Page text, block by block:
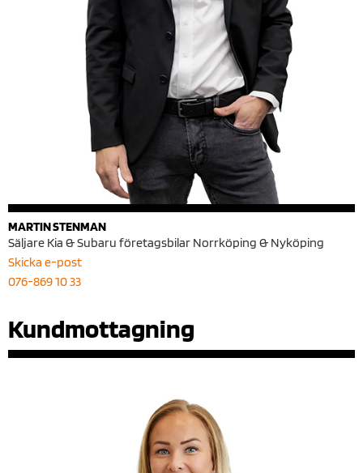
MARTIN STENMAN
Säljare Kia & Subaru företagsbilar Norrköping & Nyköping
Skicka e-post
076-869 10 33
Kundmottagning